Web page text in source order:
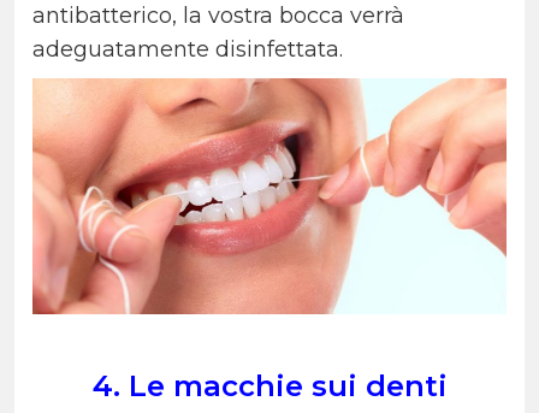
antibatterico, la vostra bocca verrà
adeguatamente disinfettata.
4. Le macchie sui denti